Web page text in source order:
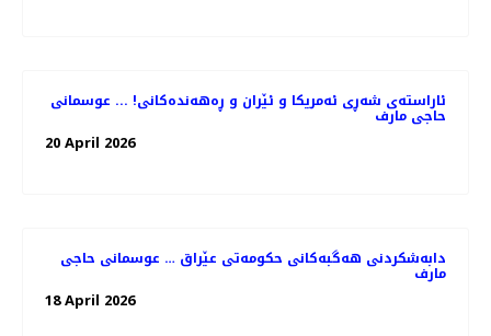
ئاراستەی شەڕی ئەمریکا و ئێران و ڕەهەندەکانی! ... عوسمانی
حاجی مارف
20 April 2026
دابەشکردنی هەگبەکانی حکومەتی عێراق … عوسمانی حاجی
مارف
18 April 2026